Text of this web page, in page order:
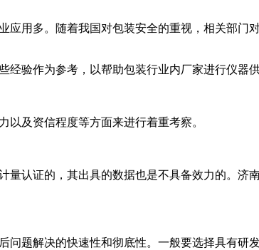
用多。随着我国对包装安全的重视，相关部门
验作为参考，以帮助包装行业内厂家进行仪器供
及资信程度等方面来进行着重考察。
认证的，其出具的数据也是不具备效力的。济
题解决的快速性和彻底性。一般要选择具有研